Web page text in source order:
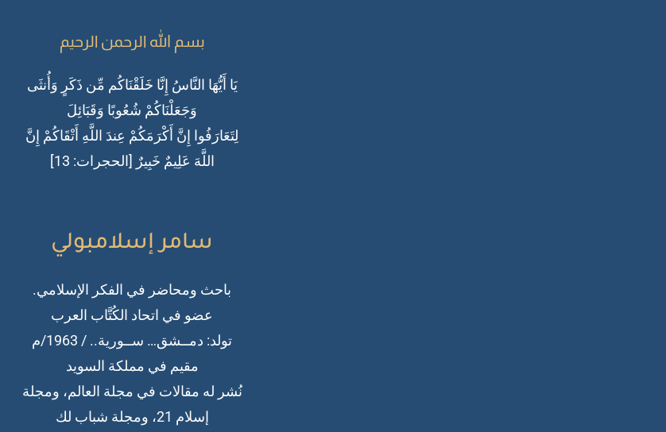
بسم الله الرحمن الرحيم
يَا أَيُّهَا النَّاسُ إِنَّا خَلَقْنَاكُم مِّن ذَكَرٍ وَأُنثَى
وَجَعَلْنَاكُمْ شُعُوبًا وَقَبَائِلَ
لِتَعَارَفُوا إِنَّ أَكْرَمَكُمْ عِندَ اللَّهِ أَتْقَاكُمْ إِنَّ
اللَّهَ عَلِيمٌ خَبِيرٌ [الحجرات: 13]
سامر إسلامبولي
باحث ومحاضر في الفكر الإسلامي.
عضو في اتحاد الكُتَّاب العرب
تولد: دمــشق… ســورية.. / 1963/م
مقيم في مملكة السويد
نُشر له مقالات في مجلة العالم، ومجلة
إسلام 21، ومجلة شباب لك